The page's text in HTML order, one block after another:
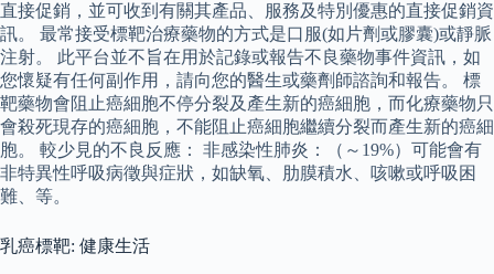
直接促銷，並可收到有關其產品、服務及特別優惠的直接促銷資
訊。 最常接受標靶治療藥物的方式是口服(如片劑或膠囊)或靜脈
注射。 此平台並不旨在用於記錄或報告不良藥物事件資訊，如
您懷疑有任何副作用，請向您的醫生或藥劑師諮詢和報告。 標
靶藥物會阻止癌細胞不停分裂及產生新的癌細胞，而化療藥物只
會殺死現存的癌細胞，不能阻止癌細胞繼續分裂而產生新的癌細
胞。 較少見的不良反應： 非感染性肺炎：（～19%）可能會有
非特異性呼吸病徵與症狀，如缺氧、肋膜積水、咳嗽或呼吸困
難、等。
乳癌標靶: 健康生活